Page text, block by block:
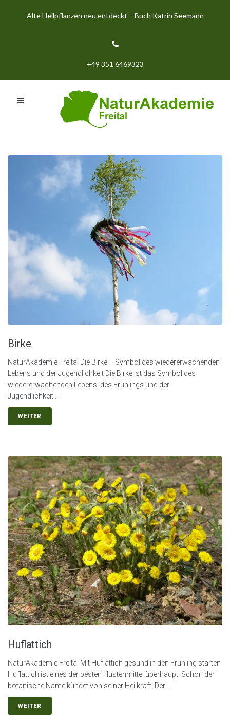
Alte Heilpflanzen neu entdeckt – Buch Katrin Seemann
+49 351 6469323
Birke
NaturAkademie Freital Die Birke – Symbol des wiedererwachenden
Lebens und der Jugendlichkeit Die Birke ist das Symbol des
wiedererwachenden Lebens, des Frühlings und der
Jugendlichkeit....
WEITER
Huflattich
NaturAkademie Freital Mit Huflattich gesund in den Frühling starten
Huflattich ist eines der besten Hustenmittel überhaupt! Schon der
botanische Name kündet von seiner Heilkraft. Der...
WEITER